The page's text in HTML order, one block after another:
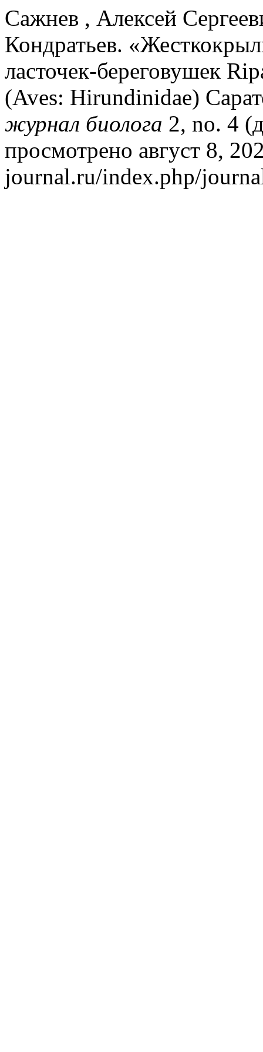
Сажнев , Алексей
Кондратьев.
ласточек-береговушек
(Aves: Hirundinidae)
журнал биолога 2, no. 4
просмотрено август 8,
journal.ru/index.php/